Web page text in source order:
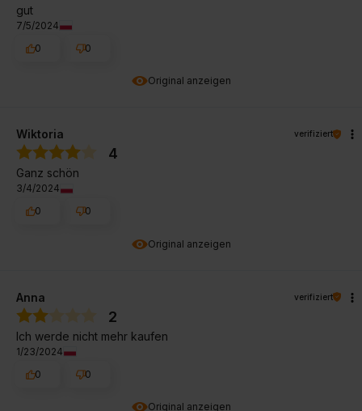
Original anzeigen
gut
7/5/2024
0
0
Original anzeigen
Wiktoria verifiziert
4
Ganz schön
3/4/2024
0
0
Original anzeigen
Anna verifiziert
2
Ich werde nicht mehr kaufen
1/23/2024
0
0